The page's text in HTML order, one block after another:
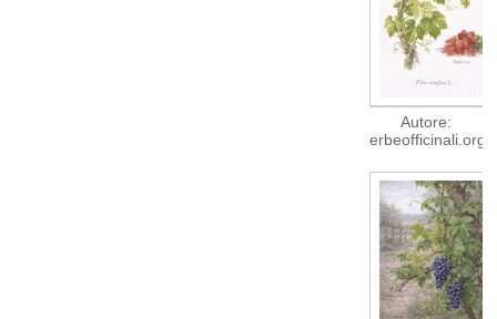
Autore:
erbeofficinali.org